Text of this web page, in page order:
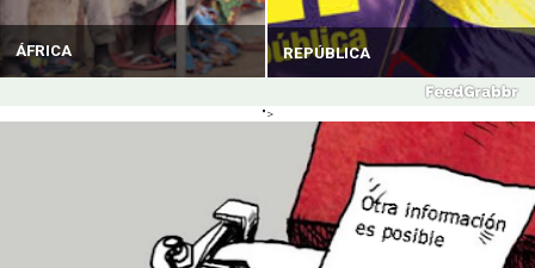
ÁFRICA REPÚBLICA
">